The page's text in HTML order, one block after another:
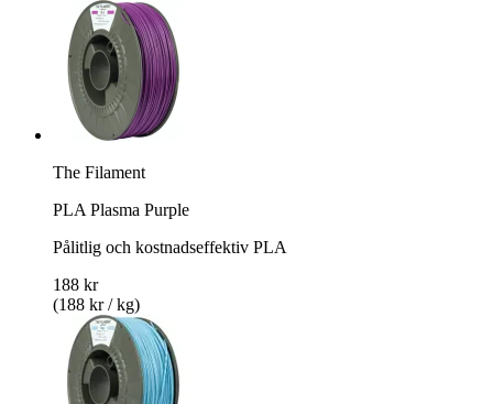
The Filament
PLA Plasma Purple
Pålitlig och kostnadseffektiv PLA
188 kr
(188 kr / kg)